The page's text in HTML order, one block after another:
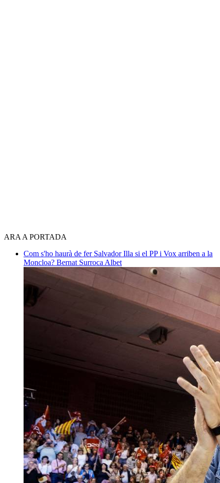
ARA A PORTADA
Com s'ho haurà de fer Salvador Illa si el PP i Vox arriben a la
Moncloa? Bernat Surroca Albet